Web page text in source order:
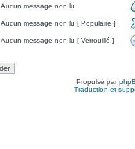
Aucun message non lu
Aucun message non lu [ Populaire ]
Aucun message non lu [ Verrouillé ]
Propulsé par
Traduction et